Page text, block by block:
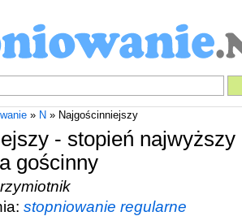
» N » Najgościnniejszy
- stopień najwyższy
gościnny
stopniowanie regularne